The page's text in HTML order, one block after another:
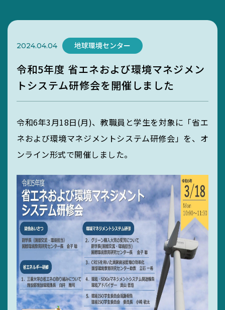
環境・情報科学館1F利用案内
MIEUポイント
化学薬品管理・
実験廃液等
EGC学生委員会
町屋海岸清掃
2024.04.04 地球環境センター
令和5年度 省エネおよび環境マネジメン
トシステム研修会を開催しました
令和6年3月18日(月)、教職員と学生を対象に「省エ
ネおよび環境マネジメントシステム研修会」を、オ
ンライン形式で開催しました。